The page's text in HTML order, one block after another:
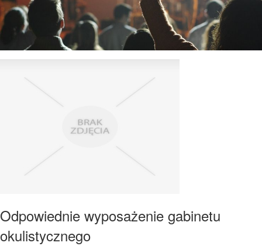
Odpowiednie wyposażenie gabinetu
okulistycznego